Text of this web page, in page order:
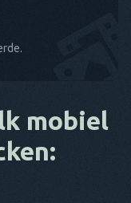
mobiel